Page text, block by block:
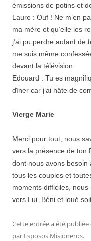
émissions de potins et
Laure : Ouf ! Ne m’en
ma mère et qu’elle les
j’ai pu perdre autant de
me suis même
devant la télévision.
Edouard : Tu es
dîner car j’ai hâte de
Vierge Marie
Merci pour tout, nous
vers la présence de ton
dont nous avons
tous les couples et
moments difficiles, nous
vers Lui. Béni et loué
Cette entrée a été publiée
par Esposos Misioneros.